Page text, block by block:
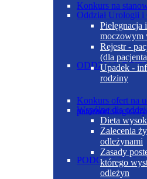
ODDZIAŁ
PODODDZIAŁ
Oddział Urologii
Pielęgnacja
moczowym
Rejestr -
(dla
Upadek -
rodziny
Wspólne dla
Dieta
Zalecenia
odleżynami
Zasady
którego
odleżyn
Konkurs na
Konkurs ofert na